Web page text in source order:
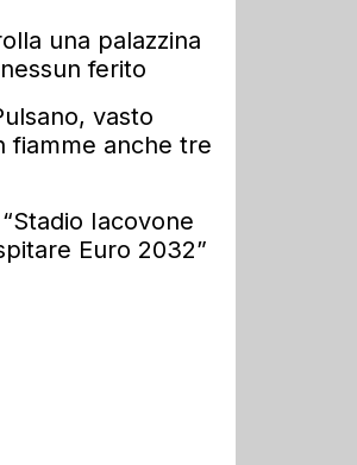
una palazzina
ferito
vasto
fiamme anche tre
Iacovone
Euro 2032”